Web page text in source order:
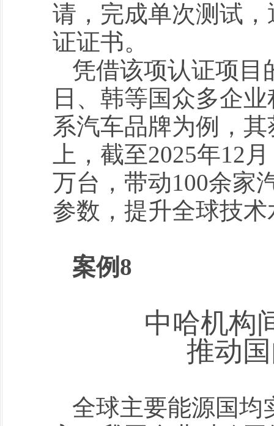
请，完成单次测试
证证书。
凭借该项认证项目
日、韩等国众多企
系汽车品牌为例，
上，截至2025年12
万台，带动100余家
参数，提升全球技术
案例8
中哈机构
推动
全球主要能源国均